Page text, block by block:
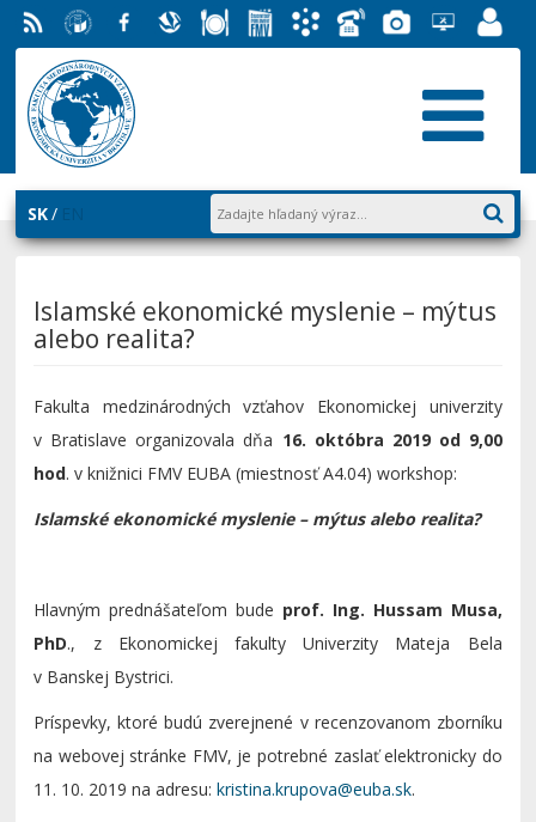
RSS EU v
Bratislave
FacebookSlovenskáStravovanie
ŠtudentskýAkademický
TelefónnyFotogaléria
Helpdesk
EUBAportál
SK
Islamské ekonomické myslenie – mýtus
alebo realita?
Fakulta medzinárodných vzťahov Ekonomickej univerzity
v Bratislave organizovala dňa 16. októbra 2019 od 9,00
hod. v knižnici FMV EUBA (miestnosť A4.04) workshop:
Islamské ekonomické myslenie – mýtus alebo realita?
Hlavným prednášateľom bude prof. Ing. Hussam Musa,
PhD., z Ekonomickej fakulty Univerzity Mateja Bela
v Banskej Bystrici.
Príspevky, ktoré budú zverejnené v recenzovanom zborníku
na webovej stránke FMV, je potrebné zaslať elektronicky do
11. 10. 2019 na adresu:
.